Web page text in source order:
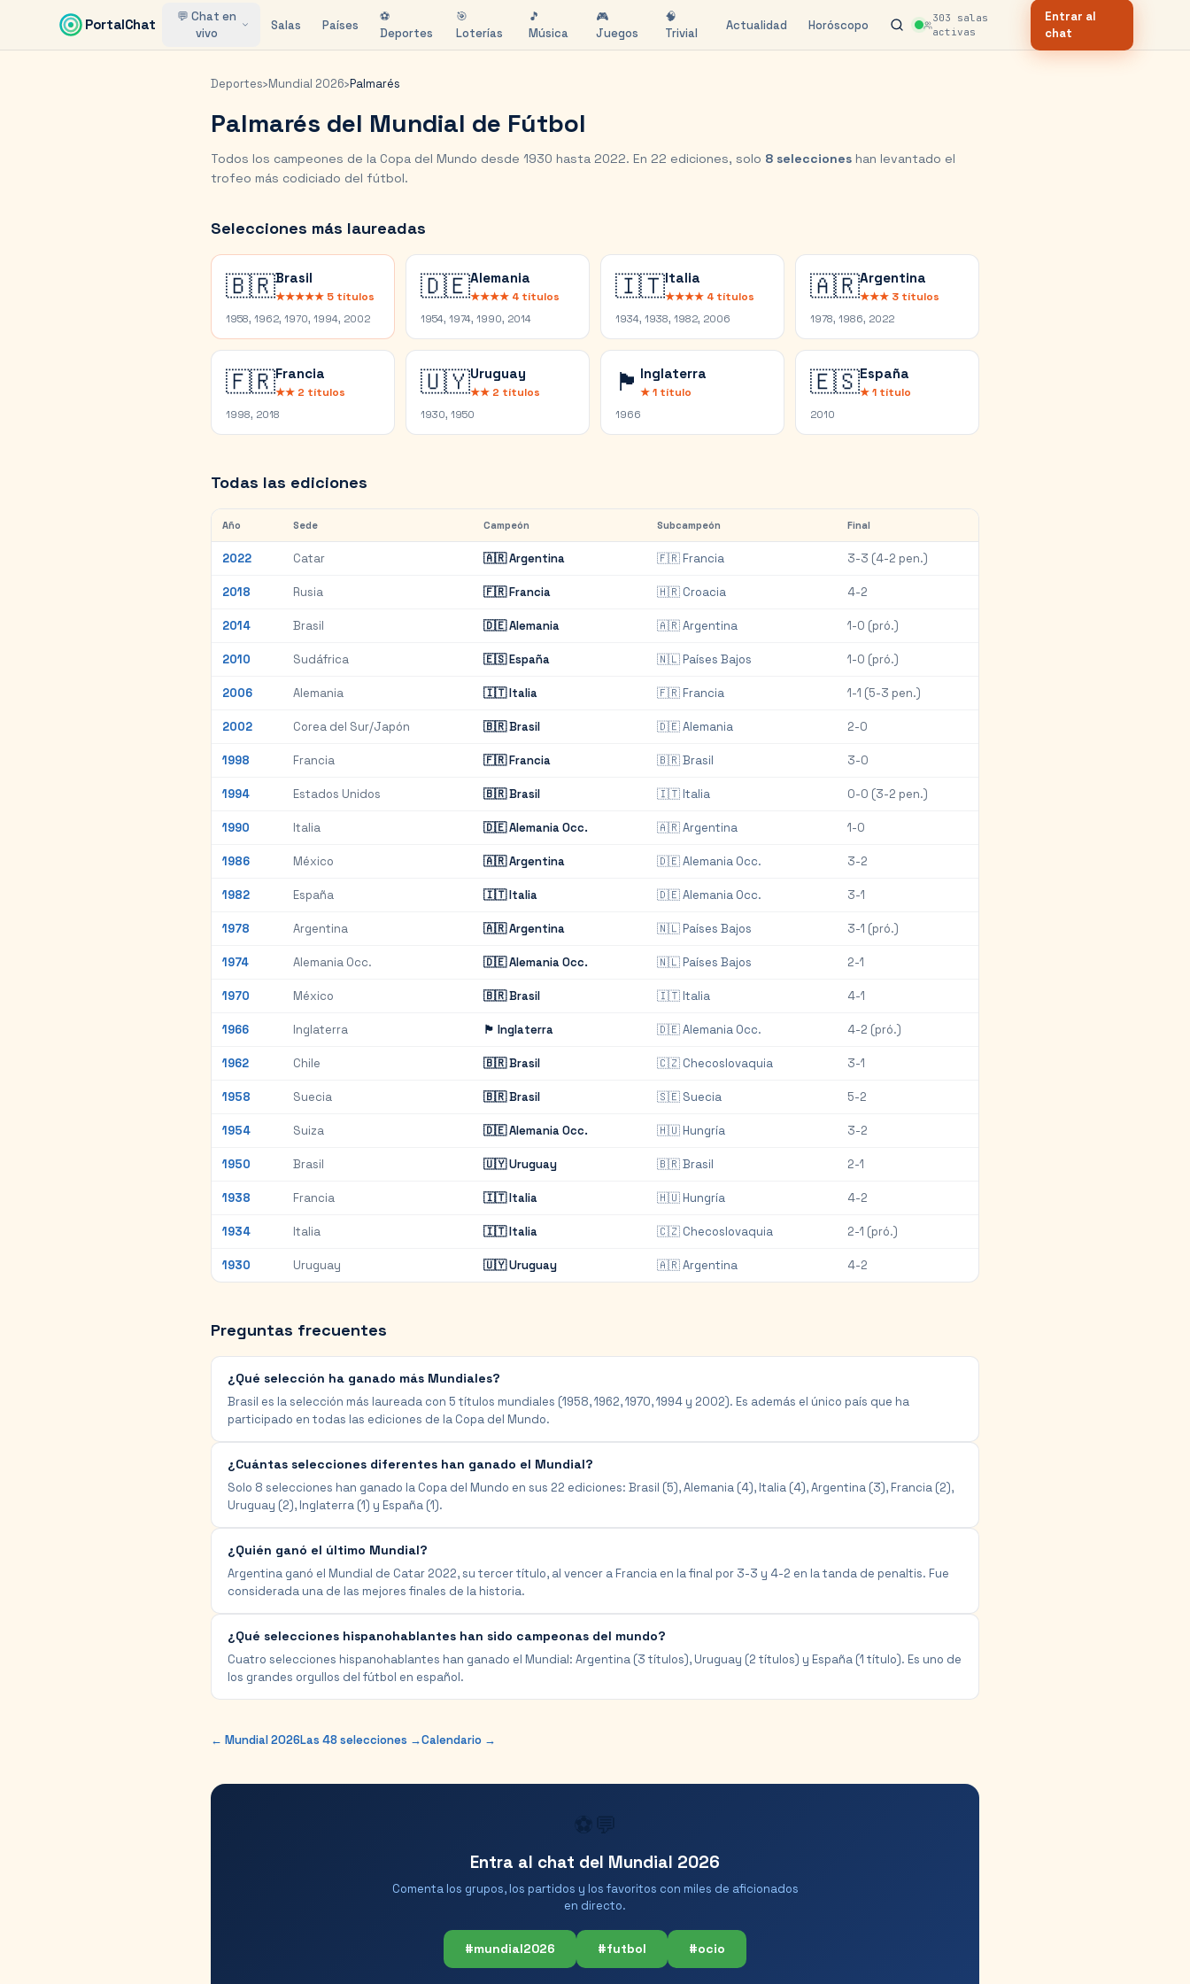
Saltar al contenido principal
PortalChat
💬 Chat en
vivo
Salas Países
⚽
Deportes
🎯
Loterías
🎵
Música
🎮
Juegos
🧠
Trivial
Actualidad Horóscopo 303 salas
activas
Entrar al
chat
Deportes›Mundial 2026›Palmarés
Palmarés del Mundial de Fútbol
Todos los campeones de la Copa del Mundo desde 1930 hasta 2022. En 22 ediciones, solo 8 selecciones han levantado el
trofeo más codiciado del fútbol.
Selecciones más laureadas
🇧🇷Brasil
★★★★★ 5 títulos
1958, 1962, 1970, 1994, 2002
🇩🇪Alemania
★★★★ 4 títulos
1954, 1974, 1990, 2014
🇮🇹Italia
★★★★ 4 títulos
1934, 1938, 1982, 2006
🇦🇷Argentina
★★★ 3 títulos
1978, 1986, 2022
🇫🇷Francia
★★ 2 títulos
1998, 2018
🇺🇾Uruguay
★★ 2 títulos
1930, 1950
🏴󠁧󠁢󠁥󠁮󠁧󠁿 Inglaterra
★1 título
1966
🇪🇸España
★1 título
2010
Todas las ediciones
Año Sede Campeón Subcampeón Final
2022 Catar 🇦🇷Argentina 🇫🇷 Francia 3-3 (4-2 pen.)
2018 Rusia 🇫🇷Francia 🇭🇷 Croacia 4-2
2014 Brasil 🇩🇪Alemania 🇦🇷Argentina 1-0 (pró.)
2010 Sudáfrica 🇪🇸España 🇳🇱 Países Bajos 1-0 (pró.)
2006 Alemania 🇮🇹Italia 🇫🇷 Francia 1-1 (5-3 pen.)
2002 Corea del Sur/Japón 🇧🇷Brasil 🇩🇪Alemania 2-0
1998 Francia 🇫🇷Francia 🇧🇷Brasil 3-0
1994 Estados Unidos 🇧🇷Brasil 🇮🇹 Italia 0-0 (3-2 pen.)
1990 Italia 🇩🇪Alemania Occ. 🇦🇷Argentina 1-0
1986 México 🇦🇷Argentina 🇩🇪Alemania Occ. 3-2
1982 España 🇮🇹Italia 🇩🇪Alemania Occ. 3-1
1978 Argentina 🇦🇷Argentina 🇳🇱 Países Bajos 3-1 (pró.)
1974 Alemania Occ. 🇩🇪Alemania Occ. 🇳🇱 Países Bajos 2-1
1970 México 🇧🇷Brasil 🇮🇹 Italia 4-1
1966 Inglaterra 🏴󠁧󠁢󠁥󠁮󠁧󠁿 Inglaterra 🇩🇪Alemania Occ. 4-2 (pró.)
1962 Chile 🇧🇷Brasil 🇨🇿 Checoslovaquia 3-1
1958 Suecia 🇧🇷Brasil 🇸🇪 Suecia 5-2
1954 Suiza 🇩🇪Alemania Occ. 🇭🇺 Hungría 3-2
1950 Brasil 🇺🇾Uruguay 🇧🇷Brasil 2-1
1938 Francia 🇮🇹Italia 🇭🇺 Hungría 4-2
1934 Italia 🇮🇹Italia 🇨🇿 Checoslovaquia 2-1 (pró.)
1930 Uruguay 🇺🇾Uruguay 🇦🇷Argentina 4-2
Preguntas frecuentes
¿Qué selección ha ganado más Mundiales?
Brasil es la selección más laureada con 5 títulos mundiales (1958, 1962, 1970, 1994 y 2002). Es además el único país que ha
participado en todas las ediciones de la Copa del Mundo.
¿Cuántas selecciones diferentes han ganado el Mundial?
Solo 8 selecciones han ganado la Copa del Mundo en sus 22 ediciones: Brasil (5), Alemania (4), Italia (4), Argentina (3), Francia (2),
Uruguay (2), Inglaterra (1) y España (1).
¿Quién ganó el último Mundial?
Argentina ganó el Mundial de Catar 2022, su tercer título, al vencer a Francia en la final por 3-3 y 4-2 en la tanda de penaltis. Fue
considerada una de las mejores finales de la historia.
¿Qué selecciones hispanohablantes han sido campeonas del mundo?
Cuatro selecciones hispanohablantes han ganado el Mundial: Argentina (3 títulos), Uruguay (2 títulos) y España (1 título). Es uno de
los grandes orgullos del fútbol en español.
← Mundial 2026Las 48 selecciones →Calendario →
⚽💬
Entra al chat del Mundial 2026
Comenta los grupos, los partidos y los favoritos con miles de aficionados
en directo.
#mundial2026 #futbol #ocio